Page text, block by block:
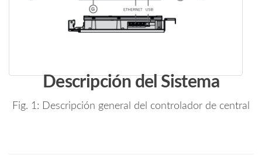
Descripción del Sistema
Fig. 1: Descripción general del controlador de central